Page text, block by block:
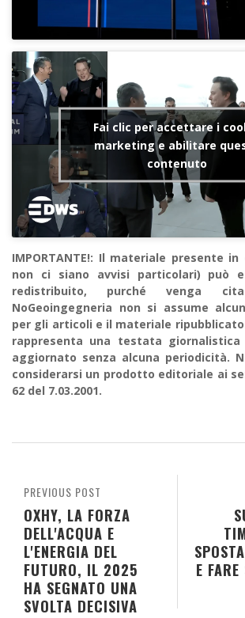
Fai clic per accettare i
marketing e abilitare
contenuto
IMPORTANTE!: Il materiale presente
non ci siano avvisi particolari) può
redistribuito, purché venga
NoGeoingegneria non si assume
per gli articoli e il materiale
rappresenta una testata
aggiornato senza alcuna periodicità.
considerarsi un prodotto editoriale ai
62 del 7.03.2001.
E
PREVIOUS POST
OXHY, LA FORZA
DELL'ACQUA E
L'ENERGIA DEL
FUTURO, IL 2025
HA SEGNATO UNA
SVOLTA DECISIVA